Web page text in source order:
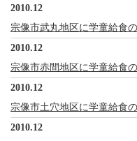
2010.12
宗像市武丸地区に学童給食
2010.12
宗像市赤間地区に学童給食
2010.12
宗像市土穴地区に学童給食
2010.12